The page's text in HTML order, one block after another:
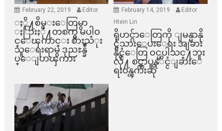
February 22, 2019 Editor
ႏို႔စိမ္းေတြမွာ
ႏြားႏို႔တစက္မွ မပါဝ
င္ေၾကာင္း စားသံုး
သူေရးရာမွ ဒုညႊန္ခ်ဳ
ပ္ေျပာၾကား
February 14, 2019
Editor
Htein Lin
ရိုဟင္ဂ်ာေတြကို ျမန္မာနို
င္ငံသားေပးေရး အျခား
နိုင္ငံေတြ ၀င္မပါသင္႔ဘူး
လို႔ စင္ကာပူနုိင္ငံျခားေ
ရး၀န္ၾကီးဆို